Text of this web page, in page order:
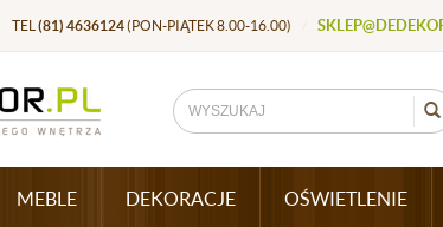
TEL (81) 4636124(PON-PIĄTEK 8.00-16.00)
MEBLE DEKORACJE OŚWIETLENIE